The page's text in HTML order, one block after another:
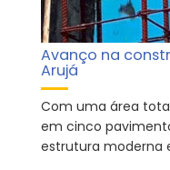
Avanço na
Arujá
Com uma área
em cinco
estrutura moderna